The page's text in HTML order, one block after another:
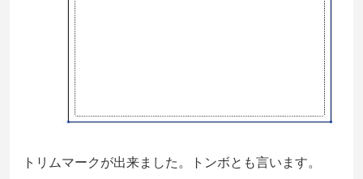
トリムマークが出来ました。トンボとも言います。